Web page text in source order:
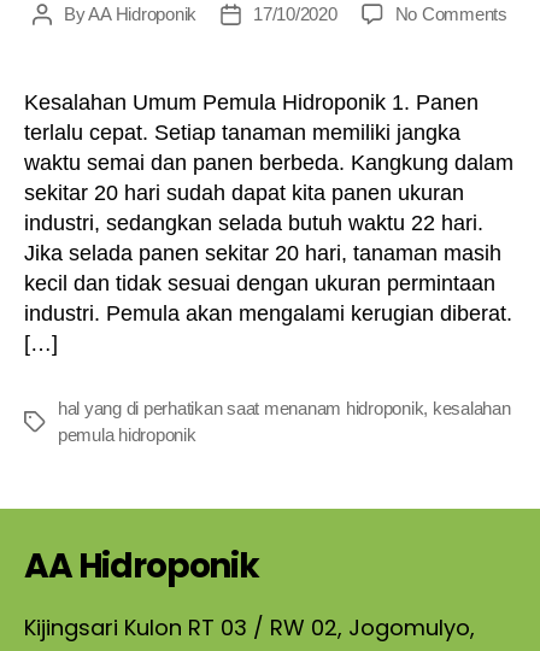
PostByAA Hidroponik
Post17/10/2020 No Commentson
Kesalahan Umum Pemula Hidroponik 1. Panen
terlalu cepat. Setiap tanaman memiliki jangka
waktu semai dan panen berbeda. Kangkung dalam
sekitar 20 hari sudah dapat kita panen ukuran
industri, sedangkan selada butuh waktu 22 hari.
Jika selada panen sekitar 20 hari, tanaman masih
kecil dan tidak sesuai dengan ukuran permintaan
industri. Pemula akan mengalami kerugian diberat.
[…]
Tags
hal yang di perhatikan saat menanam hidroponik, kesalahan
pemula hidroponik
AA Hidroponik
Kijingsari Kulon RT 03 / RW 02, Jogomulyo,